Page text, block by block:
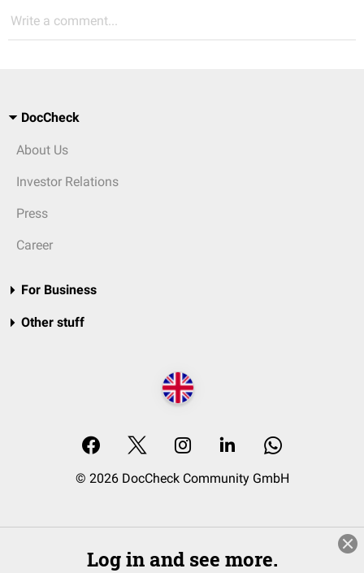
Write a comment...
DocCheck
About Us
Investor Relations
Press
Career
For Business
Other stuff
© 2026 DocCheck Community GmbH
Log in and see more.